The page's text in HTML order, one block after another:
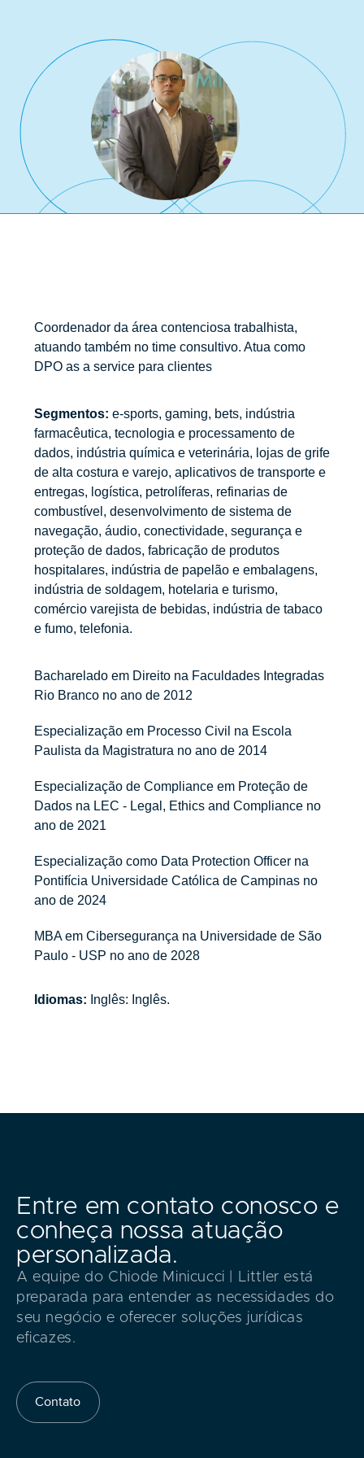
Coordenador da área contenciosa trabalhista,
atuando também no time consultivo. Atua como
DPO as a service para clientes
Segmentos: e-sports, gaming, bets, indústria
farmacêutica, tecnologia e processamento de
dados, indústria química e veterinária, lojas de grife
de alta costura e varejo, aplicativos de transporte e
entregas, logística, petrolíferas, refinarias de
combustível, desenvolvimento de sistema de
navegação, áudio, conectividade, segurança e
proteção de dados, fabricação de produtos
hospitalares, indústria de papelão e embalagens,
indústria de soldagem, hotelaria e turismo,
comércio varejista de bebidas, indústria de tabaco
e fumo, telefonia.
Bacharelado em Direito na Faculdades Integradas
Rio Branco no ano de 2012
Especialização em Processo Civil na Escola
Paulista da Magistratura no ano de 2014
Especialização de Compliance em Proteção de
Dados na LEC - Legal, Ethics and Compliance no
ano de 2021
Especialização como Data Protection Officer na
Pontifícia Universidade Católica de Campinas no
ano de 2024
MBA em Cibersegurança na Universidade de São
Paulo - USP no ano de 2028
Idiomas: Inglês: Inglês.
Entre em contato conosco e
conheça nossa atuação
personalizada.
A equipe do Chiode Minicucci | Littler está
preparada para entender as necessidades do
seu negócio e oferecer soluções jurídicas
eficazes.
Contato